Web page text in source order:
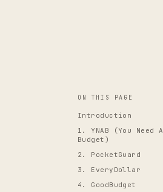
ON THIS PAGE
Introduction
1. YNAB (You Need A
Budget)
2. PocketGuard
3. EveryDollar
4. GoodBudget